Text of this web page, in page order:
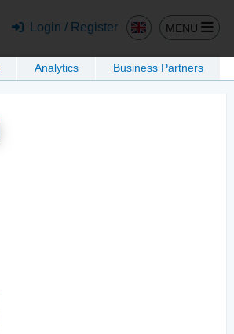
Login / Register MENU
Analytics Business Partners